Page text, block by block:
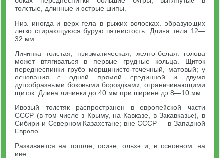
толстые, длинные и острые шипы.
Низ, иногда и верх тела в рыжих волосках, образующих
легко стирающуюся бурую пятнистость. Длина тела 12—
32 мм.
Личинка толстая, призматическая, желто-белая: голова
может втягиваться в первые грудные кольца. Щиток
переднеспинки грубо морщинисто-точечный, матовый; у
основания с одной прямой срединной и двумя
дугообразными боковыми бороздками, ограничивающими
щиток. Длина личинки до 40 мм при ширине до 8—10 мм.
Ивовый толстяк распространен в европейской части
СССР (в том числе в Крыму, на Кавказе, в Закавказье), в
Сибири и Северном Казахстане; вне СССР — в Западной
Европе.
Развивается на тополе, осине, ольхе и, в основном, на
иве.